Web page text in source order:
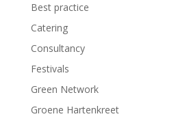
Best practice
Catering
Consultancy
Festivals
Green Network
Groene Hartenkreet